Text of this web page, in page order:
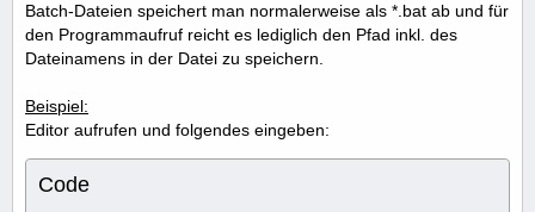
Batch-Dateien speichert man normalerweise als *.bat ab und für
den Programmaufruf reicht es lediglich den Pfad inkl. des
Dateinamens in der Datei zu speichern.
Beispiel:
Editor aufrufen und folgendes eingeben:
Code